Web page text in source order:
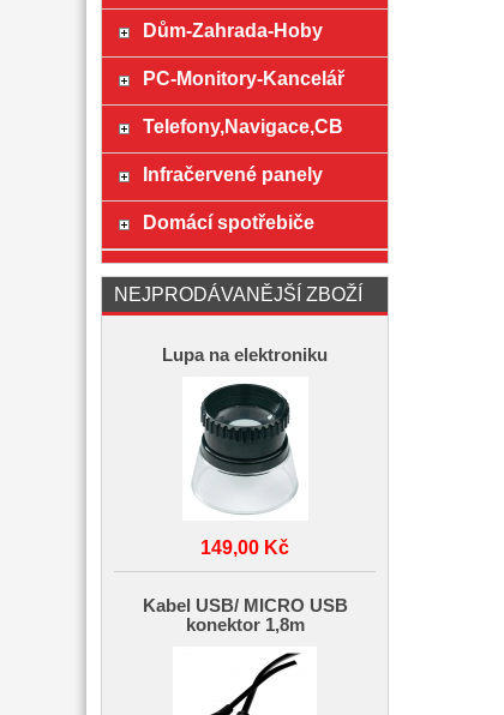
Dům-Zahrada-Hoby
PC-Monitory-Kancelář
Telefony,Navigace,CB
Infračervené panely
Domácí spotřebiče
NEJPRODÁVANĚJŠÍ ZBOŽÍ
Lupa na elektroniku
149,00 Kč
Kabel USB/ MICRO USB
konektor 1,8m